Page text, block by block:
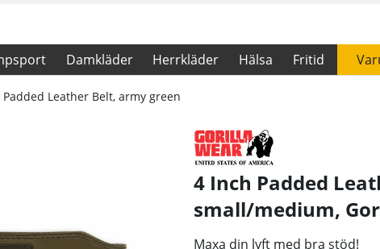
Damkläder Herrkläder Hälsa Fritid
Leather Belt, army green
4 Inch Padded
small/medium,
Maxa din lyft med bra stöd!